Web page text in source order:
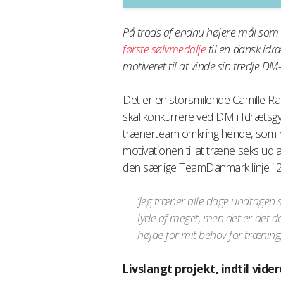
På trods af endnu højere mål som
første sølvmedaljetil en dansk
motiveret til at vinde sin tredje
Det er en storsmilende Camille
skal konkurrere ved DM i
trænerteam omkring hende, som
motivationen til at træne seks ud
den særlige TeamDanmark linje i
’Jeg træner alle dage
lyde af meget, men det er det
højde for mit behov for
Livslangt projekt, indtil